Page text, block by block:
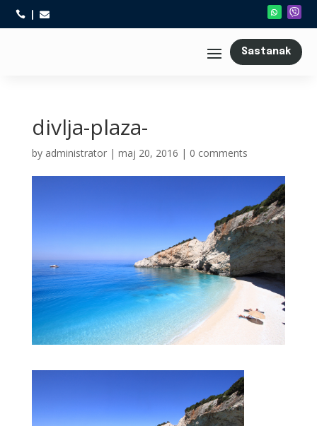
 
Sastanak
divlja-plaza-
by administrator| maj 20, 2016 | 0 comments